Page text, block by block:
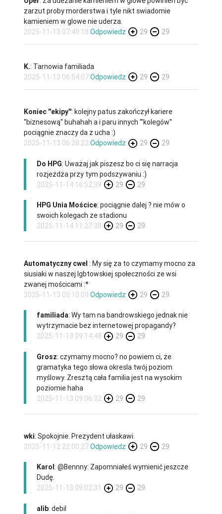
zarzut proby morderstwa i tyle nikt swiadomie
kamieniem w glowe nie uderza.
2025-11-13 07:49:18 Odpowiedz 29 29
K.: Tarnowia familiada
2025-11-13 06:54:07Odpowiedz 29 29
Koniec ''ekipy'': kolejny patus zakończył kariere
''biznesową'' buhahah a i paru innych '''kolegów''
pociągnie znaczy da z ucha :)
2025-11-13 06:28:22Odpowiedz 29 29
Do HPG: Uważaj jak piszesz bo ci się narracja
rozjeżdża przy tym podszywaniu :)
2025-11-14 16:52:39
29 29
HPG Unia Mościce: pociągnie dalej ? nie mów o
swoich kolegach ze stadionu
2025-11-14 11:27:38
29 29
Automatyczny cwel: My się za to czymamy mocno za
siusiaki w naszej lgbtowskiej społeczności ze wsi
zwanej mościcami :*
2025-11-13 05:10:09 Odpowiedz 29 29
familiada: Wy tam na bandrowskiego jednak nie
wytrzymacie bez internetowej propagandy?
2025-11-13 09:14:48
29 29
Grosz: czymamy mocno? no powiem ci, że
gramatyka tego słowa okresla twój poziom
myślowy. Zresztą cała familia jest na wysokim
poziomie haha
2025-11-13 09:06:32
29 29
wki: Spokojnie. Prezydent ułaskawi.
2025-11-12 22:00:27Odpowiedz 29 29
Karol: @Bennny: Zapomniałeś wymienić jeszcze
Dudę.
2025-11-13 09:02:31
29 29
alib: debil